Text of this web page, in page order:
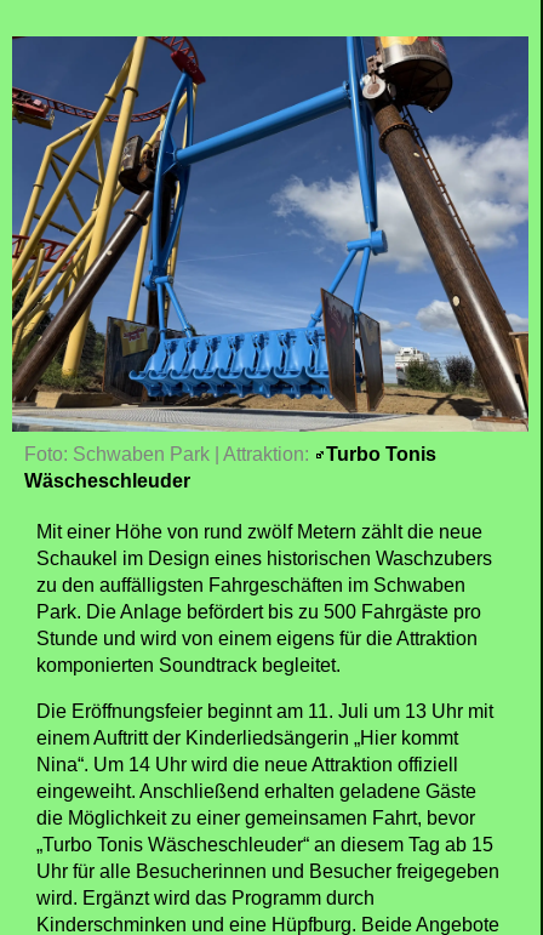
Foto: Schwaben Park | Attraktion:
Turbo Tonis
Wäscheschleuder
Mit einer Höhe von rund zwölf Metern zählt die neue
Schaukel im Design eines historischen Waschzubers
zu den auffälligsten Fahrgeschäften im Schwaben
Park. Die Anlage befördert bis zu 500 Fahrgäste pro
Stunde und wird von einem eigens für die Attraktion
komponierten Soundtrack begleitet.
Die Eröffnungsfeier beginnt am 11. Juli um 13 Uhr mit
einem Auftritt der Kinderliedsängerin „Hier kommt
Nina“. Um 14 Uhr wird die neue Attraktion offiziell
eingeweiht. Anschließend erhalten geladene Gäste
die Möglichkeit zu einer gemeinsamen Fahrt, bevor
„Turbo Tonis Wäscheschleuder“ an diesem Tag ab 15
Uhr für alle Besucherinnen und Besucher freigegeben
wird. Ergänzt wird das Programm durch
Kinderschminken und eine Hüpfburg. Beide Angebote